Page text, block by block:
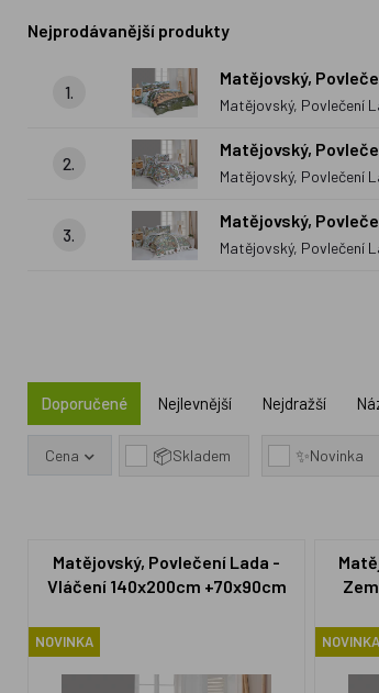
žádném pokojíčku u sousedů.
Nejprodávanější produkty
1.
Matějovský,
Matějovský, Povlečení
2.
Matějovský,
Matějovský, Povlečení
3.
Matějovský,
Matějovský, Povlečení
Doporučené Nejlevnější Nejdražší
Cena 📦Skladem ✨Novinka
Matějovský, Povlečení Lada -
Vláčení 140x200cm +70x90cm
NOVINKA NOVINKA